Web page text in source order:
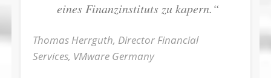
eines Finanzinstituts zu kapern.“
Thomas Herrguth, Director Financial
Services, VMware Germany